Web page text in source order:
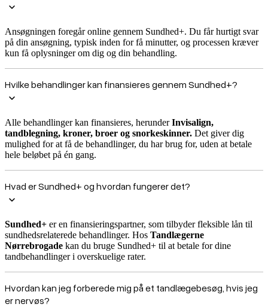
Ansøgningen foregår online gennem Sundhed+. Du får hurtigt svar
på din ansøgning, typisk inden for få minutter, og processen kræver
kun få oplysninger om dig og din behandling.
Hvilke behandlinger kan finansieres gennem Sundhed+?
Alle behandlinger kan finansieres, herunderInvisalign,
tandblegning, kroner, broer og snorkeskinner. Det giver dig
mulighed for at få de behandlinger, du har brug for, uden at betale
hele beløbet på én gang.
Hvad er Sundhed+ og hvordan fungerer det?
Sundhed+ er en finansieringspartner, som tilbyder fleksible lån til
sundhedsrelaterede behandlinger. Hos Tandlægerne
Nørrebrogade kan du bruge Sundhed+ til at betale for dine
tandbehandlinger i overskuelige rater.
Hvordan kan jeg forberede mig på et tandlægebesøg, hvis jeg
er nervøs?